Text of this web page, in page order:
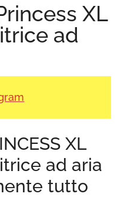
XL
ad
XL
ad aria
tutto